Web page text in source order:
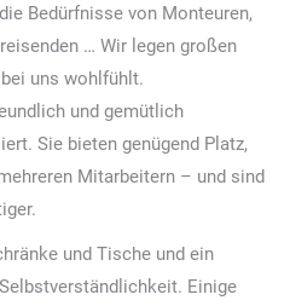
Bedürfnisse von Monteuren,
… Wir legen großen
uns wohlfühlt.
und gemütlich
Sie bieten genügend Platz,
Mitarbeitern – und sind
und Tische und ein
Einige